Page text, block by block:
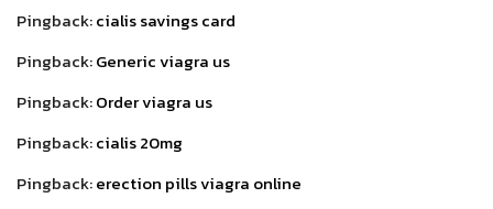
Pingback:cialis savings card
Pingback:Generic viagra us
Pingback:Order viagra us
Pingback:cialis 20mg
Pingback:erection pills viagra online